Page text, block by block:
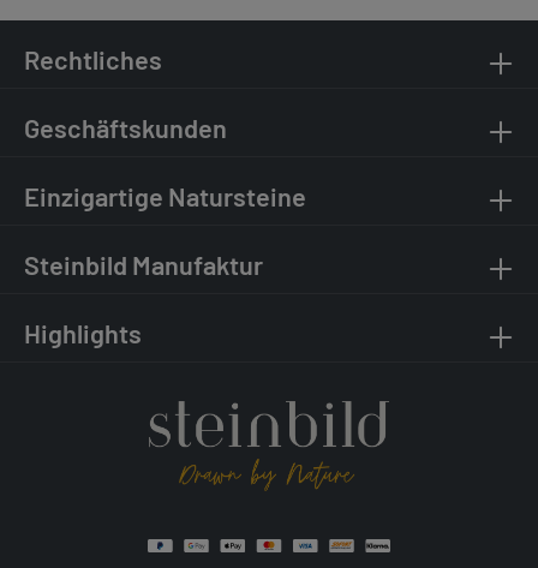
Rechtliches
Geschäftskunden
Einzigartige Natursteine
Steinbild Manufaktur
Highlights